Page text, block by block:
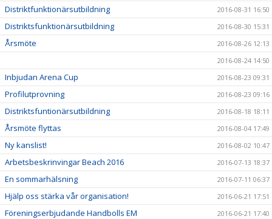
Distriktfunktionärsutbildning 2016-08-31 16:50
Distriktsfunktionärsutbildning 2016-08-30 15:31
Årsmöte
2016-08-26 12:13
2016-08-24 14:50
Inbjudan Arena Cup 2016-08-23 09:31
Profilutprovning 2016-08-23 09:16
Distriktsfuntionärsutbildning 2016-08-18 18:11
Årsmöte flyttas 2016-08-04 17:49
Ny kanslist! 2016-08-02 10:47
Arbetsbeskrinvingar Beach 2016 2016-07-13 18:37
En sommarhälsning 2016-07-11 06:37
Hjälp oss stärka vår organisation! 2016-06-21 17:51
Föreningserbjudande Handbolls EM 2016-06-21 17:40